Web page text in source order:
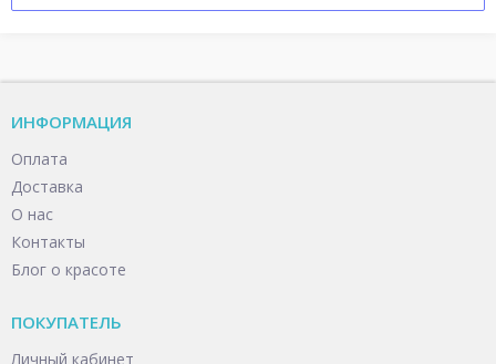
ИНФОРМАЦИЯ
Оплата
Доставка
О нас
Контакты
Блог о красоте
ПОКУПАТЕЛЬ
Личный кабинет